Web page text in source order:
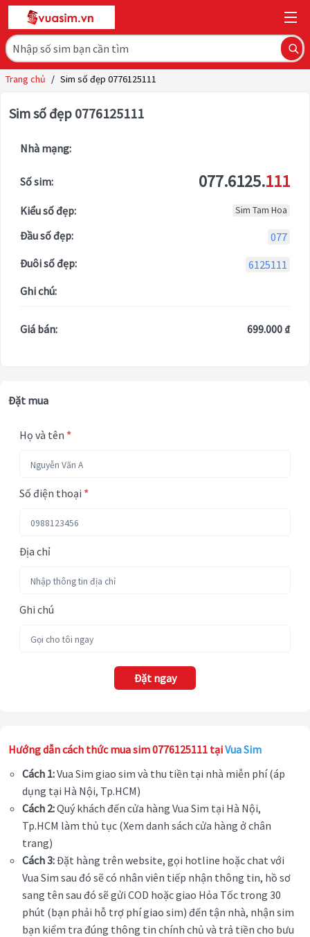
Trang chủ / Sim số đẹp 0776125111
Sim số đẹp 0776125111
Nhà mạng:
Số sim: 077.6125.111
Kiểu số đẹp: Sim Tam Hoa
Đầu số đẹp:
077
Đuôi số đẹp:
6125111
Ghi chú:
Giá bán: 699.000 ₫
Đặt mua
Họ và tên *
Số điện thoại *
Địa chỉ
Ghi chú
Đặt ngay
Hướng dẫn cách thức mua sim 0776125111 tạiVua Sim
Cách 1:Vua Sim giao sim và thu tiền tại nhà miễn phí (áp
dụng tại Hà Nội, Tp.HCM)
Cách 2:Quý khách đến cửa hàng Vua Sim tại Hà Nội,
Tp.HCM làm thủ tục (Xem danh sách cửa hàng ở chân
trang)
Cách 3:Đặt hàng trên website, gọi hotline hoặc chat với
Vua Sim sau đó sẽ có nhân viên tiếp nhận thông tin, hồ sơ
sang tên sau đó sẽ gửi COD hoặc giao Hỏa Tốc trong 30
phút (bạn phải hỗ trợ phí giao sim) đến tận nhà, nhận sim
bạn kiểm tra đúng thông tin chính chủ và trả tiền cho bưu